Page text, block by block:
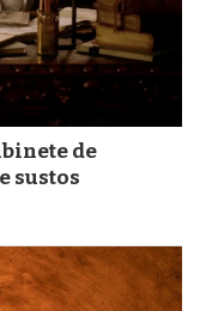
de
sustos